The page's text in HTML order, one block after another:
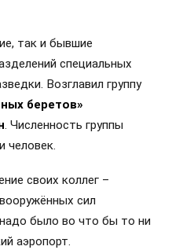
так и бывшие
специальных
Возглавил группу
беретов»
. Численность группы
человек.
своих коллег –
сил
было во что бы то ни
аэропорт.